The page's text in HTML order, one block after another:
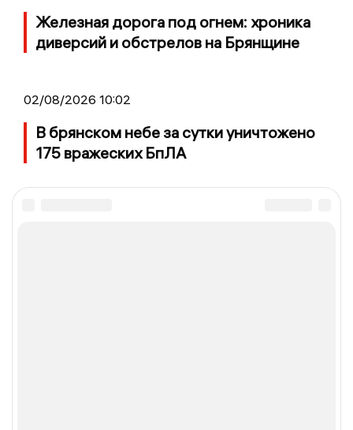
Железная дорога под огнем: хроника
диверсий и обстрелов на Брянщине
02/08/2026 10:02
В брянском небе за сутки уничтожено
175 вражеских БпЛА